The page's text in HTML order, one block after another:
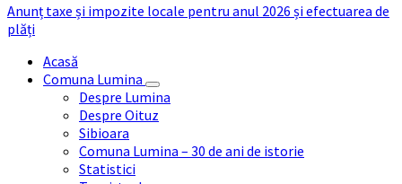
Anunț taxe și impozite locale pentru anul 2026 și efectuarea de
plăți
Acasă
Comuna Lumina
Despre Lumina
Despre Oituz
Sibioara
Comuna Lumina – 30 de ani de istorie
Statistici